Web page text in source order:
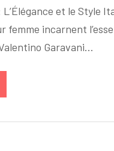
et le Style
femme incarnent
Garavani…